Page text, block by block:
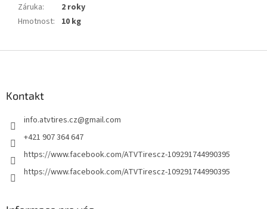
Záruka:
2 roky
Hmotnost: 10 kg
Kontakt
info.atvtires.cz@gmail.com
+421 907 364 647
https://www.facebook.com/ATVTirescz-109291744990395
https://www.facebook.com/ATVTirescz-109291744990395